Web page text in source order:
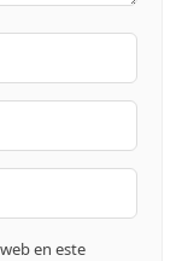
en este